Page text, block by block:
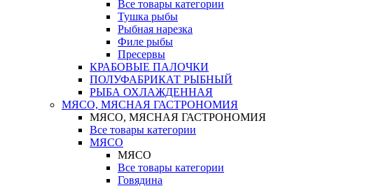
Все товары категории
Тушка рыбы
Рыбная нарезка
Филе рыбы
Пресервы
КРАБОВЫЕ ПАЛОЧКИ
ПОЛУФАБРИКАТ РЫБНЫЙ
РЫБА ОХЛАЖДЕННАЯ
МЯСО, МЯСНАЯ ГАСТРОНОМИЯ
МЯСО, МЯСНАЯ ГАСТРОНОМИЯ
Все товары категории
МЯСО
МЯСО
Все товары категории
Говядина